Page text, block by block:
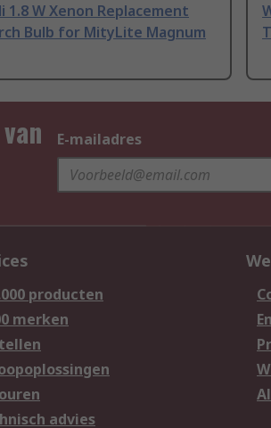
1.8 W Xenon Replacement
Bulb for MityLite Magnum
E-mailadres
producten
merken
advies